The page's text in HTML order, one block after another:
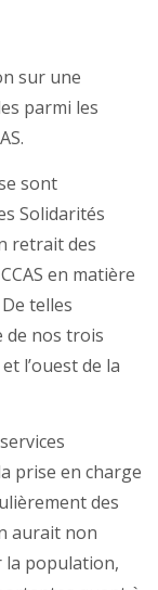
sur une
parmi les
sont
Solidarités
retrait des
en matière
telles
nos trois
l’ouest de la
prise en charge
des
aurait non
la population,